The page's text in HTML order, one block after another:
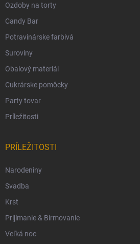
Ozdoby na torty
Candy Bar
Potravinárske farbivá
Suroviny
Obalový materiál
Cukrárske pomôcky
Party tovar
Príležitosti
PRÍLEŽITOSTI
Narodeniny
Svadba
Krst
Prijímanie & Birmovanie
Veľká noc